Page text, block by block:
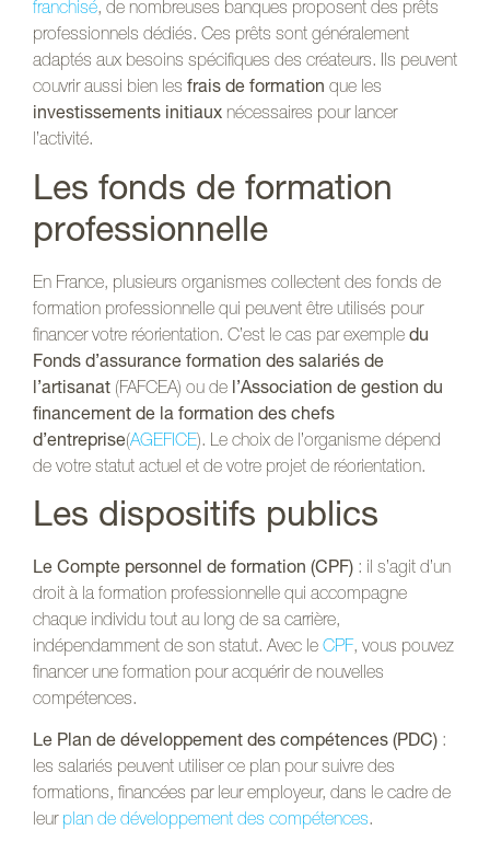
franchisé, de nombreuses banques proposent des prêts
professionnels dédiés. Ces prêts sont généralement
adaptés aux besoins spécifiques des créateurs. Ils peuvent
couvrir aussi bien les frais de formation que les
investissements initiaux nécessaires pour lancer
l’activité.
Les fonds de formation
professionnelle
En France, plusieurs organismes collectent des fonds de
formation professionnelle qui peuvent être utilisés pour
financer votre réorientation. C’est le cas par exemple du
Fonds d’assurance formation des salariés de
l’artisanat (FAFCEA) ou de l’Association de gestion du
financement de la formation des chefs
d’entreprise(AGEFICE). Le choix de l’organisme dépend
de votre statut actuel et de votre projet de réorientation.
Les dispositifs publics
Le Compte personnel de formation (CPF) : il s’agit d’un
droit à la formation professionnelle qui accompagne
chaque individu tout au long de sa carrière,
indépendamment de son statut. Avec le CPF, vous pouvez
financer une formation pour acquérir de nouvelles
compétences.
Le Plan de développement des compétences (PDC) :
les salariés peuvent utiliser ce plan pour suivre des
formations, financées par leur employeur, dans le cadre de
leur plan de développement des compétences.